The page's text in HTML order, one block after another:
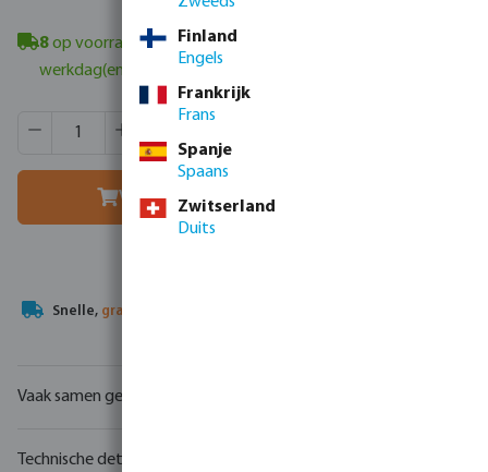
8op voorraad in Veghel, NL
werkdag(en)
Producthoeveelheid: Voer de gewenste hoeveelheid in of
Verpakt per:
MSQ:
1 st
Voeg toe aan winkelmandje
Uw
Vaak samen gekocht
Technische details
Finland
Engels
Frankrijk
Frans
Spanje
Spaans
Zwitserland
Duits